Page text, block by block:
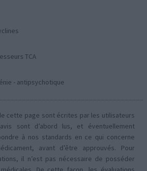
TCA
- antipsychotique
cette page sont écrites par les utilisateurs
sont d’abord lus, et éventuellement
à nos standards en ce qui concerne
avant d’être approuvés. Pour
il n’est pas nécessaire de posséder